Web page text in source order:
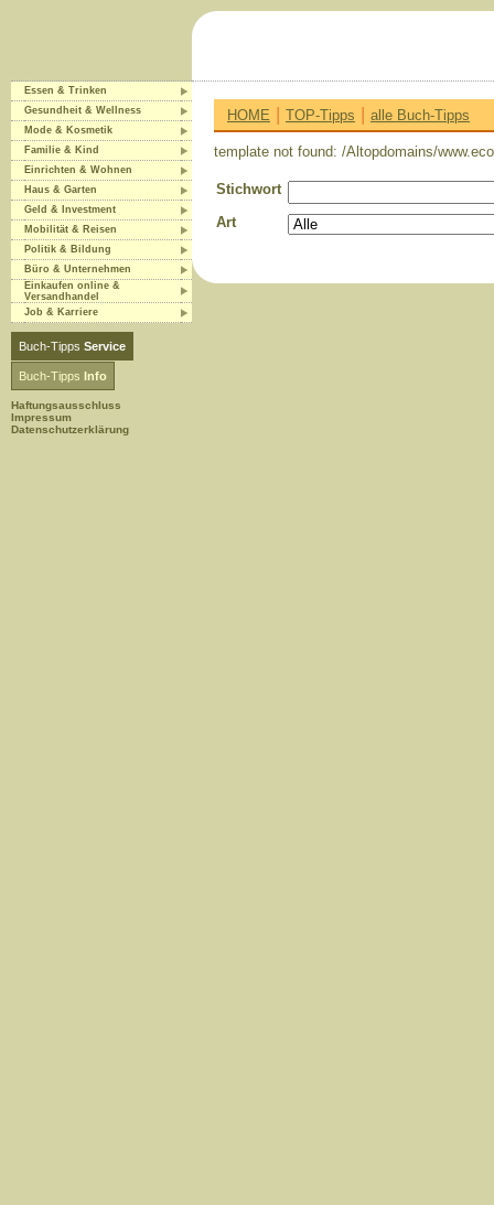
Essen & Trinken
Gesundheit & Wellness
Mode & Kosmetik
Familie & Kind
Einrichten & Wohnen
Haus & Garten
Geld & Investment
Mobilität & Reisen
Politik & Bildung
Büro & Unternehmen
Einkaufen online &
Versandhandel
Job & Karriere
Buch-Tipps Service
Buch-Tipps Info
Haftungsausschluss
Impressum
Datenschutzerklärung
HOME | TOP-Tipps | alle Buch-Tipps
template not found: /Altopdomains/
Stichwort
Art